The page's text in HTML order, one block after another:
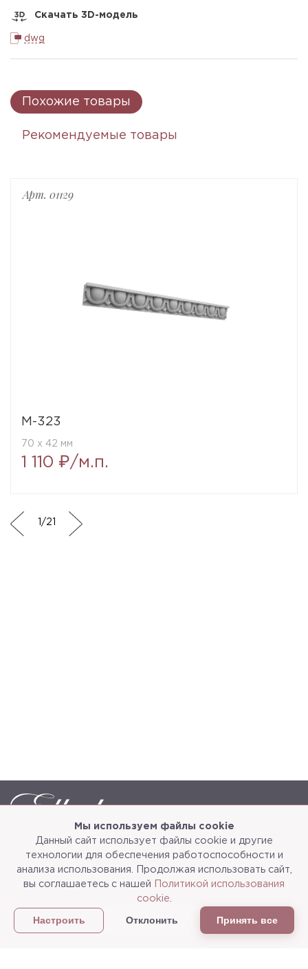
Мы используем файлы cookie
Данный сайт использует файлы cookie и другие
технологии для обеспечения работоспособности и
анализа использования. Продолжая использовать сайт,
вы соглашаетесь с нашей
Политикой использования
cookie
Настроить Отклонить Принять все
Скачать 3D-модель
dwg
Похожие товары
Рекомендуемые товары
Арт. 01129
M-323
70 x 42 мм
1 110 ₽/м.п.
/21
Каталог О компании
3d-тур
Сотрудничество Доставка и упаковка
Политика конфиденциальности